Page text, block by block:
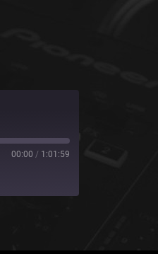
00:00 / 1:01:59